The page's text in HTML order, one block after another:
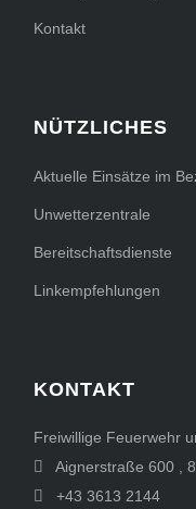
Kontakt
NÜTZLICHES
Aktuelle Einsätze im
Unwetterzentrale
Bereitschaftsdienste
Linkempfehlungen
KONTAKT
Freiwillige Feuerwehr
Aignerstraße 600
+43 3613 2144